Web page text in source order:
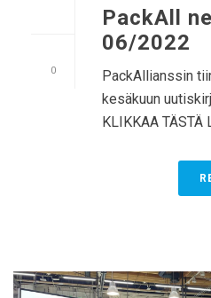
0
PackAll
06/2022
PackAllianssin
kesäkuun
KLIKKAA TÄSTÄ